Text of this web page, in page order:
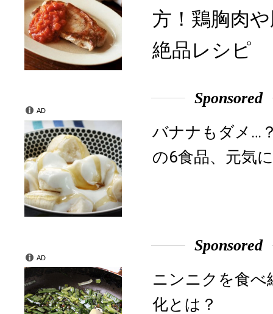
方！鶏胸肉
絶品レシピ
Sponsored
バナナもダメ…
の6食品、元気
AD
Sponsored
ニンニクを食べ
化とは？
AD